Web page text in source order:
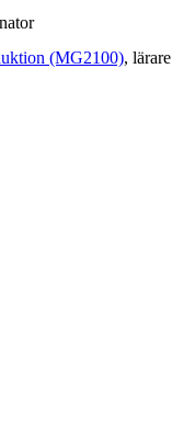
(MG2100), lärare